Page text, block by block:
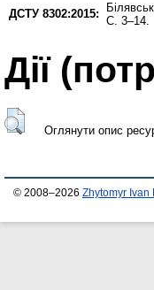
ДСТУ 8302:2015:
С. 3–14.
Дії
Оглянути опис
© 2008–2026 Zhytomyr Ivan